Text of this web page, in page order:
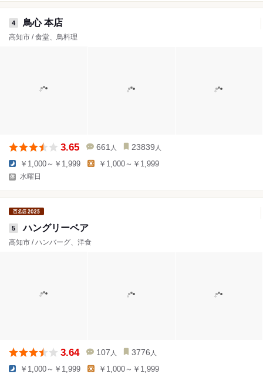
4 鳥心 本店
高知市 / 食堂、鳥料理
3.65 661 人 23839 人
￥1,000～￥1,999 ￥1,000～￥1,999
水曜日
5 ハングリーベア
高知市 / ハンバーグ、洋食
3.64 107 人 3776 人
￥1,000～￥1,999 ￥1,000～￥1,999